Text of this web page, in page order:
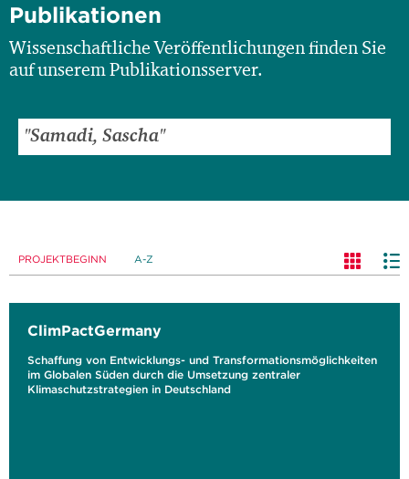
Publikationen
Wissenschaftliche Veröffentlichungen finden Sie
auf unserem Publikationsserver.
PROJEKTBEGINN A-Z
ClimPactGermany
Schaffung von Entwicklungs- und Transformationsmöglichkeiten
im Globalen Süden durch die Umsetzung zentraler
Klimaschutzstrategien in Deutschland